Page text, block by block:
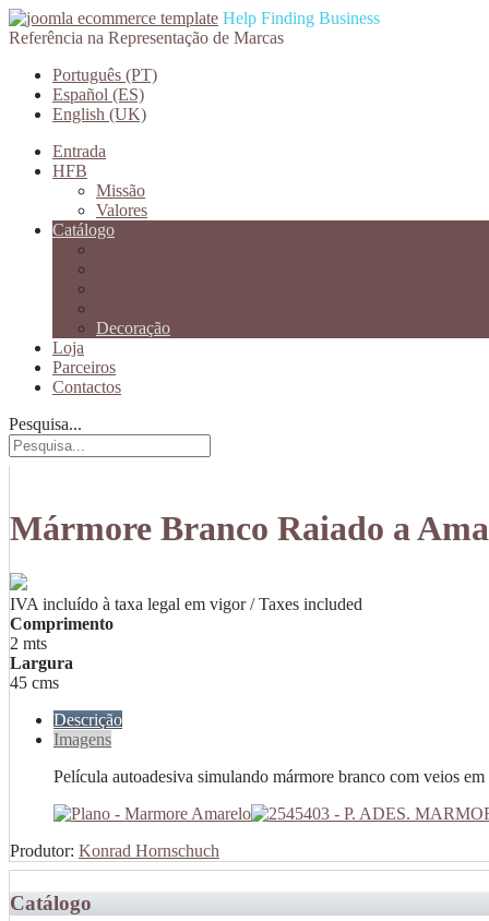
Help Finding Business
Referência na Representação de Marcas
Português (PT)
Español (ES)
English (UK)
Entrada
HFB
Missão
Valores
Catálogo
Decoração
Loja
Parceiros
Contactos
Pesquisa...
Mármore Branco Raiado a
IVA incluído à taxa legal em vigor / Taxes included
Comprimento
2 mts
Largura
45 cms
Descrição
Imagens
Película autoadesiva simulando mármore branco com veios
Produtor: Konrad Hornschuch
Catálogo